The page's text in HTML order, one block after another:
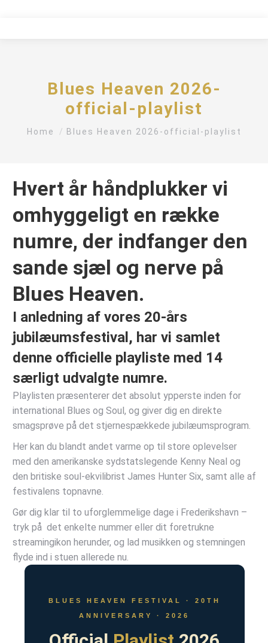
Blues Heaven 2026-
official-playlist
You are here:
Home Blues Heaven 2026-official-playlist
Hvert år håndplukker vi
omhyggeligt en række
numre, der indfanger den
sande sjæl og nerve på
Blues Heaven.
I anledning af vores 20-års
jubilæumsfestival, har vi samlet
denne officielle playliste med 14
særligt udvalgte numre.
Playlisten præsenterer det absolut ypperste inden for
international Blues og Soul, og giver dig en direkte
smagsprøve på det stjernespækkede jubilæumsprogram.
Her kan du blandt andet varme op til store oplevelser
med den amerikanske sydstatslegende Kenny Neal og
den britiske soul-ekvilibrist James Hunter Six, samt alle af
festivalens topnavne.
Gør dig klar til to uforglemmelige dage i Frederikshavn –
tryk på det enkelte nummer eller dit foretrukne
streamingikon herunder, og lad musikken og stemningen
flyde ind i stuen allerede nu.
BLUES HEAVEN FESTIVAL · 20TH
ANNIVERSARY · 2026